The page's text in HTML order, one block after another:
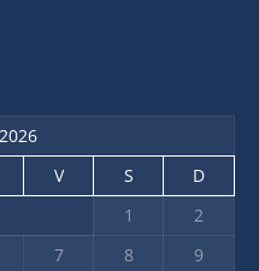
V S
D
1
2
7 8
9